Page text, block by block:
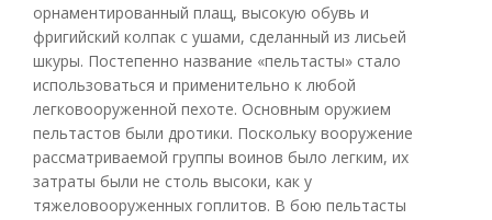
орнаментированный плащ, высокую обувь и
фригийский колпак с ушами, сделанный из лисьей
шкуры. Постепенно название «пельтасты» стало
использоваться и применительно к любой
легковооруженной пехоте. Основным оружием
пельтастов были дротики. Поскольку вооружение
рассматриваемой группы воинов было легким, их
затраты были не столь высоки, как у
тяжеловооруженных гоплитов. В бою пельтасты